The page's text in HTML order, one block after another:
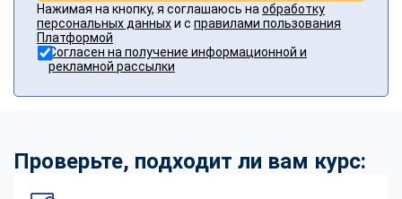
Нажимая на кнопку, я соглашаюсь на обработку
персональных данныхи с правилами пользования
Платформой
Согласен на получение информационной и
рекламной рассылки
Проверьте, подходит ли вам курс: